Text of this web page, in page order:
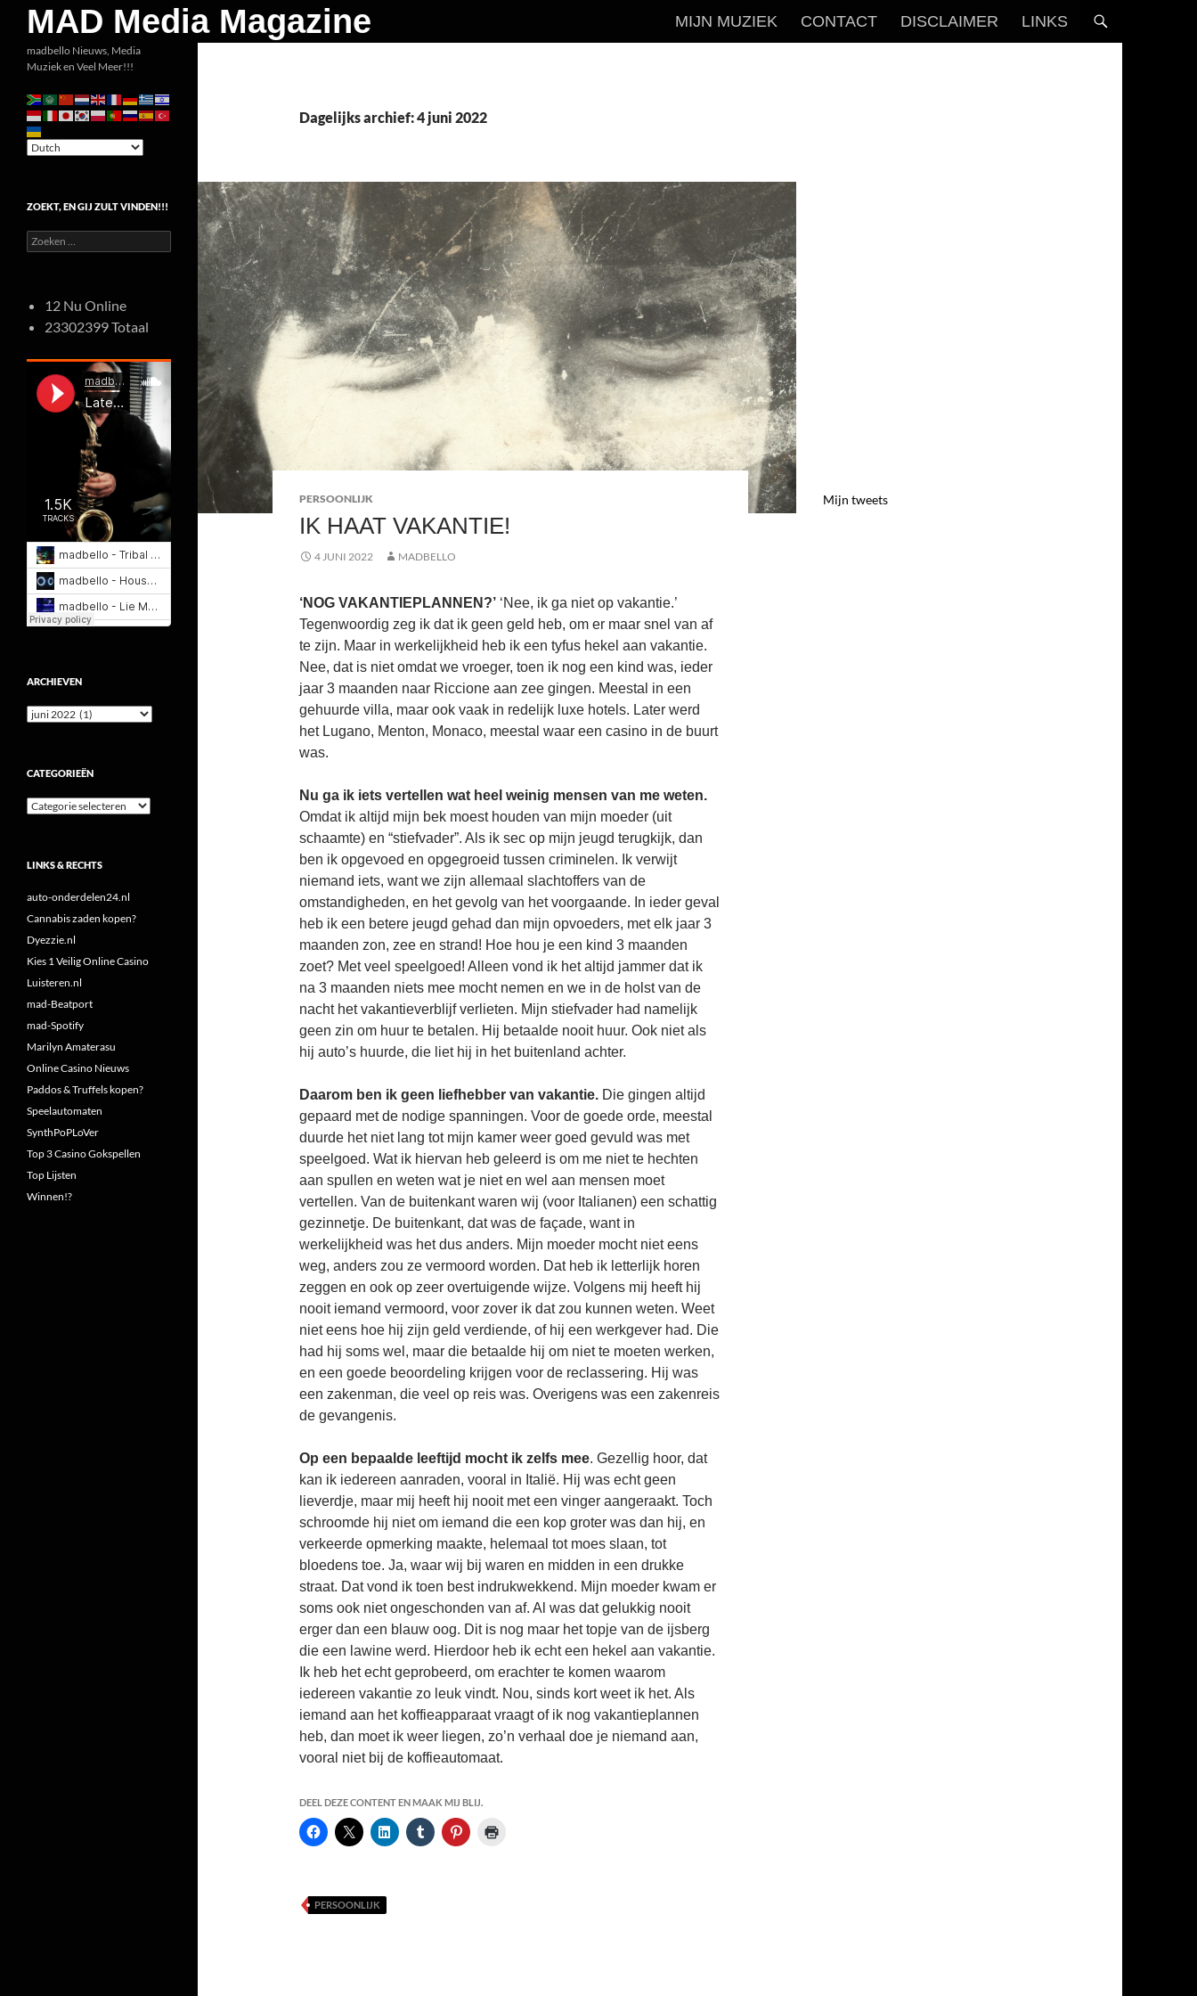
inhoud
MAD Media Magazine
Zoeken
MIJN MUZIEK CONTACT DISCLAIMER LINKS
Dagelijks archief: 4 juni 2022
PERSOONLIJK
IK HAAT VAKANTIE!
4 JUNI 2022 MADBELLO
‘NOG VAKANTIEPLANNEN?’ ‘Nee, ik ga niet op vakantie.’
Tegenwoordig zeg ik dat ik geen geld heb, om er maar snel van af
te zijn. Maar in werkelijkheid heb ik een tyfus hekel aan vakantie.
Nee, dat is niet omdat we vroeger, toen ik nog een kind was, ieder
jaar 3 maanden naar Riccione aan zee gingen. Meestal in een
gehuurde villa, maar ook vaak in redelijk luxe hotels. Later werd
het Lugano, Menton, Monaco, meestal waar een casino in de buurt
was.
Nu ga ik iets vertellen wat heel weinig mensen van me weten.
Omdat ik altijd mijn bek moest houden van mijn moeder (uit
schaamte) en “stiefvader”. Als ik sec op mijn jeugd terugkijk, dan
ben ik opgevoed en opgegroeid tussen criminelen. Ik verwijt
niemand iets, want we zijn allemaal slachtoffers van de
omstandigheden, en het gevolg van het voorgaande. In ieder geval
heb ik een betere jeugd gehad dan mijn opvoeders, met elk jaar 3
maanden zon, zee en strand! Hoe hou je een kind 3 maanden
zoet? Met veel speelgoed! Alleen vond ik het altijd jammer dat ik
na 3 maanden niets mee mocht nemen en we in de holst van de
nacht het vakantieverblijf verlieten. Mijn stiefvader had namelijk
geen zin om huur te betalen. Hij betaalde nooit huur. Ook niet als
hij auto’s huurde, die liet hij in het buitenland achter.
Daarom ben ik geen liefhebber van vakantie. Die gingen altijd
gepaard met de nodige spanningen. Voor de goede orde, meestal
duurde het niet lang tot mijn kamer weer goed gevuld was met
speelgoed. Wat ik hiervan heb geleerd is om me niet te hechten
aan spullen en weten wat je niet en wel aan mensen moet
vertellen. Van de buitenkant waren wij (voor Italianen) een schattig
gezinnetje. De buitenkant, dat was de façade, want in
werkelijkheid was het dus anders. Mijn moeder mocht niet eens
weg, anders zou ze vermoord worden. Dat heb ik letterlijk horen
zeggen en ook op zeer overtuigende wijze. Volgens mij heeft hij
nooit iemand vermoord, voor zover ik dat zou kunnen weten. Weet
niet eens hoe hij zijn geld verdiende, of hij een werkgever had. Die
had hij soms wel, maar die betaalde hij om niet te moeten werken,
en een goede beoordeling krijgen voor de reclassering. Hij was
een zakenman, die veel op reis was. Overigens was een zakenreis
de gevangenis.
Op een bepaalde leeftijd mocht ik zelfs mee. Gezellig hoor, dat
kan ik iedereen aanraden, vooral in Italië. Hij was echt geen
lieverdje, maar mij heeft hij nooit met een vinger aangeraakt. Toch
schroomde hij niet om iemand die een kop groter was dan hij, en
verkeerde opmerking maakte, helemaal tot moes slaan, tot
bloedens toe. Ja, waar wij bij waren en midden in een drukke
straat. Dat vond ik toen best indrukwekkend. Mijn moeder kwam er
soms ook niet ongeschonden van af. Al was dat gelukkig nooit
erger dan een blauw oog. Dit is nog maar het topje van de ijsberg
die een lawine werd. Hierdoor heb ik echt een hekel aan vakantie.
Ik heb het echt geprobeerd, om erachter te komen waarom
iedereen vakantie zo leuk vindt. Nou, sinds kort weet ik het. Als
iemand aan het koffieapparaat vraagt of ik nog vakantieplannen
heb, dan moet ik weer liegen, zo’n verhaal doe je niemand aan,
vooral niet bij de koffieautomaat.
DEEL DEZE CONTENT EN MAAK MIJ BLIJ.
PERSOONLIJK
Mijn tweets
madbello Nieuws, Media
Muziek en Veel Meer!!!
ZOEKT, EN GIJ ZULT VINDEN!!!
Zoeken
naar:
12 Nu Online
23302399 Totaal
ARCHIEVEN
Archieven
CATEGORIEËN
Categorieën
LINKS & RECHTS
auto-onderdelen24.nl
Cannabis zaden kopen?
Dyezzie.nl
Kies 1 Veilig Online Casino
Luisteren.nl
mad-Beatport
mad-Spotify
Marilyn Amaterasu
Online Casino Nieuws
Paddos & Truffels kopen?
Speelautomaten
SynthPoPLoVer
Top 3 Casino Gokspellen
Top Lijsten
Winnen!?